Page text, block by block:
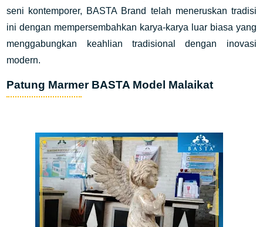
seni kontemporer, BASTA Brand telah meneruskan tradisi
ini dengan mempersembahkan karya-karya luar biasa yang
menggabungkan keahlian tradisional dengan inovasi
modern.
Patung Marmer BASTA Model Malaikat